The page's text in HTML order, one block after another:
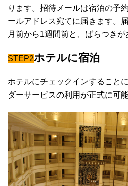
ります。招待メールは宿泊の予
ールアドレス宛てに届きます。
月前から1週間前と、ばらつきが
STEP2ホテルに宿泊
ホテルにチェックインすること
ダーサービスの利用が正式に可